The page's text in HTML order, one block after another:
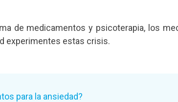
de medicamentos y psicoterapia, los
experimentes estas crisis.
para la ansiedad?